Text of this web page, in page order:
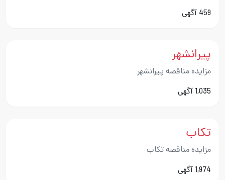
459 آگهی
پیرانشهر
مزایده مناقصه پیرانشهر
1,035 آگهی
تکاب
مزایده مناقصه تکاب
1,974 آگهی